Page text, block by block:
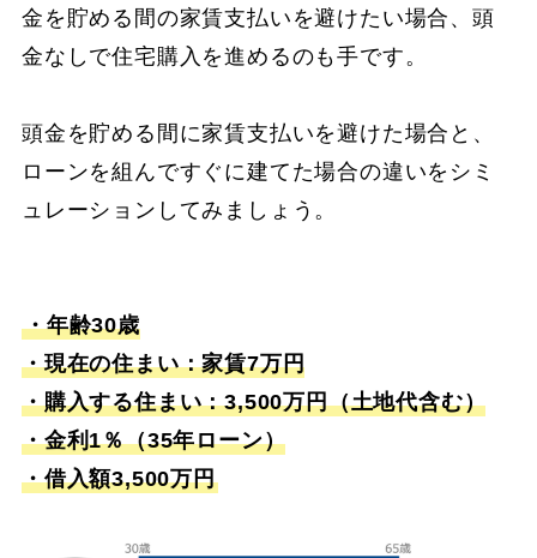
金を貯める間の家賃支払いを避けたい場合、頭
金なしで住宅購入を進めるのも手です。
頭金を貯める間に家賃支払いを避けた場合と、
ローンを組んですぐに建てた場合の違いをシミ
ュレーションしてみましょう。
・年齢30歳
・現在の住まい：家賃7万円
・購入する住まい：3,500万円（土地代含む）
・金利1％（35年ローン）
・借入額3,500万円